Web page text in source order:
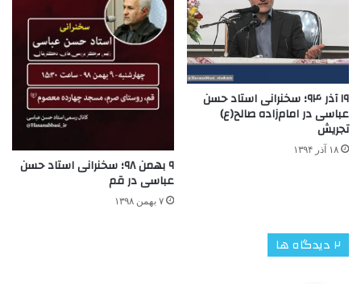
۱۹ آذر ۹۴؛ سخنرانی استاد حسن
عباسی در امام‌زاده صالح(ع)
تجریش
۱۸ آذر ۱۳۹۴
۹ بهمن ۹۸؛ سخنرانی استاد حسن
عباسی در قم
۷ بهمن ۱۳۹۸
‫۲ دیدگاه ها